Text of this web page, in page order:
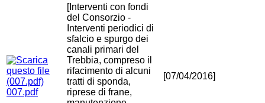
007.pdf
[Interventi con fondi
del Consorzio -
Interventi periodici di
sfalcio e spurgo dei
canali primari del
Trebbia, compreso il
rifacimento di alcuni
tratti di sponda,
riprese di frane,
[07/04/2016]